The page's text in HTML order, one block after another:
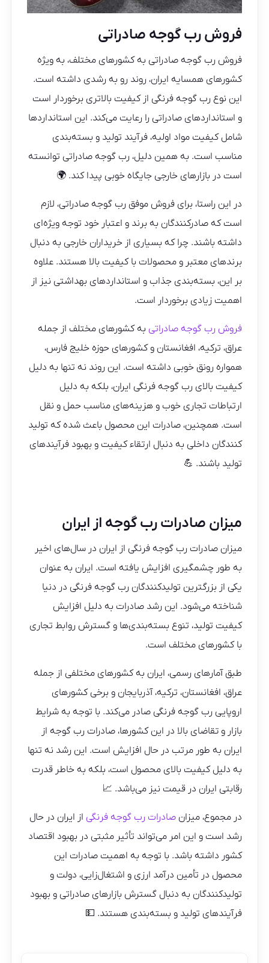
فروش رب گوجه صادراتی
فروش رب گوجه صادراتی به کشورهای مختلف، به ویژه
کشورهای همسایه ایران، روند رو به رشدی داشته است.
این نوع رب گوجه فرنگی از کیفیت بالاتری برخوردار است
و استانداردهای صادراتی را رعایت می‌کند. این استانداردها
شامل کیفیت مواد اولیه، فرآیند تولید و بسته‌بندی
مناسب است. به همین دلیل، رب گوجه صادراتی توانسته
است در بازارهای خارجی جایگاه خوبی پیدا کند. 🌍
در این راستا، برای فروش موفق رب گوجه صادراتی، لازم
است که صادرکنندگان به برند و اعتبار خود توجه ویژه‌ای
داشته باشند. چرا که بسیاری از خریداران خارجی به دنبال
برندهای معتبر و محصولات با کیفیت بالا هستند. علاوه
بر این، بسته‌بندی جذاب و استانداردهای بهداشتی نیز از
اهمیت زیادی برخوردار است.
فروش رب گوجه صادراتی به کشورهای مختلف از جمله
عراق، ترکیه، افغانستان و کشورهای حوزه خلیج فارس،
همواره رونق خوبی داشته است. این روند نه تنها به دلیل
کیفیت بالای رب گوجه فرنگی ایران، بلکه به دلیل
ارتباطات تجاری خوب و هزینه‌های مناسب حمل و نقل
است. همچنین، صادرات این محصول باعث شده که تولید
کنندگان داخلی به دنبال ارتقاء کیفیت و بهبود فرآیندهای
تولید باشند. 💪
میزان صادرات رب گوجه از ایران
میزان صادرات رب گوجه فرنگی از ایران در سال‌های اخیر
به طور چشمگیری افزایش یافته است. ایران به عنوان
یکی از بزرگترین تولیدکنندگان رب گوجه فرنگی در دنیا
شناخته می‌شود. این رشد صادرات به دلیل افزایش
کیفیت تولید، تنوع بسته‌بندی‌ها و گسترش روابط تجاری
با کشورهای مختلف است.
طبق آمارهای رسمی، ایران به کشورهای مختلفی از جمله
عراق، افغانستان، ترکیه، آذربایجان و برخی کشورهای
اروپایی رب گوجه فرنگی صادر می‌کند. با توجه به شرایط
بازار و تقاضای بالا در این کشورها، صادرات رب گوجه از
ایران به طور مرتب در حال افزایش است. این رشد نه تنها
به دلیل کیفیت بالای محصول است، بلکه به خاطر قدرت
رقابتی ایران در قیمت نیز می‌باشد. 📈
در مجموع، میزانصادرات رب گوجه فرنگی از ایران در حال
رشد است و این امر می‌تواند تأثیر مثبتی در بهبود اقتصاد
کشور داشته باشد. با توجه به اهمیت صادرات این
محصول در تأمین درآمد ارزی و اشتغال‌زایی، دولت و
تولیدکنندگان به دنبال گسترش بازارهای صادراتی و بهبود
فرآیندهای تولید و بسته‌بندی هستند. 💵